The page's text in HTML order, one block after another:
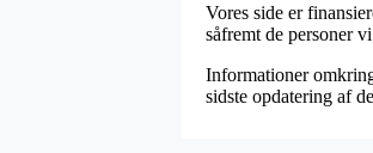
Vores side er
såfremt de personer
Informationer
sidste opdatering af